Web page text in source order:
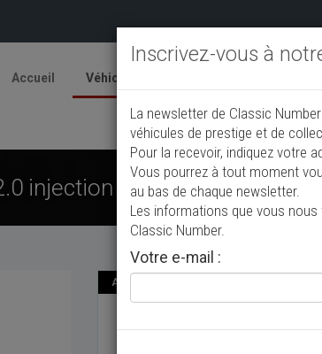
Accueil Véhicules
Ajouter une annonce
injection
Annonce publiée le 09/06/2026 ( il y a 60
Alfa Roméo Spider
Inscrivez-vous à
La newsletter de Classic
véhicules de prestige et de
Pour la recevoir, indiquez votre
Vous pourrez à tout moment
au bas de chaque newsletter.
Les informations que vous
Classic Number.
Votre e-mail :